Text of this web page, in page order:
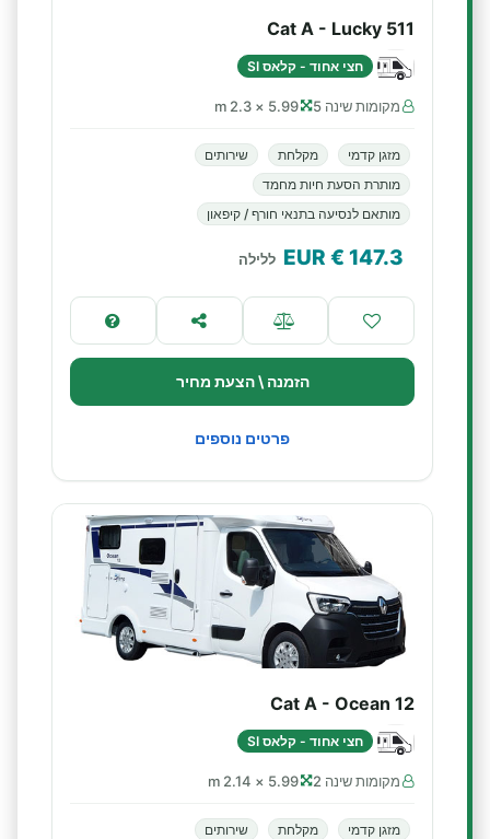
Cat A - Lucky 511
חצי אחוד - קלאס SI
מקומות שינה 5 5.99 × 2.3 m
מזגן קדמי מקלחת
שירותים
מותרת הסעת חיות מחמד
מותאם לנסיעה בתנאי חורף / קיפאון
147.3
€ EUR ללילה
הזמנה \ הצעת מחיר
פרטים נוספים
Cat A - Ocean 12
חצי אחוד - קלאס SI
מקומות שינה 2 5.99 × 2.14 m
מזגן קדמי מקלחת
שירותים